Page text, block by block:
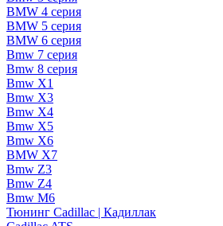
BMW 4 серия
BMW 5 серия
BMW 6 серия
Bmw 7 серия
Bmw 8 серия
Bmw X1
Bmw X3
Bmw X4
Bmw X5
Bmw X6
BMW X7
Bmw Z3
Bmw Z4
Bmw М6
Тюнинг Cadillac | Кадиллак